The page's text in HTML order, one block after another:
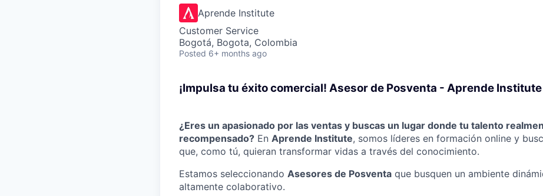
Aprende Institute
Customer Service
Bogotá, Bogota, Colombia
Posted 6+ months ago
¡Impulsa tu éxito comercial! Asesor de Posventa - Aprende Institute
¿Eres un apasionado por las ventas y buscas un lugar donde tu talento
recompensado? En Aprende Institute, somos líderes en formación online y
que, como tú, quieran transformar vidas a través del conocimiento.
Estamos seleccionando Asesores de Posventa que busquen un ambiente
altamente colaborativo.